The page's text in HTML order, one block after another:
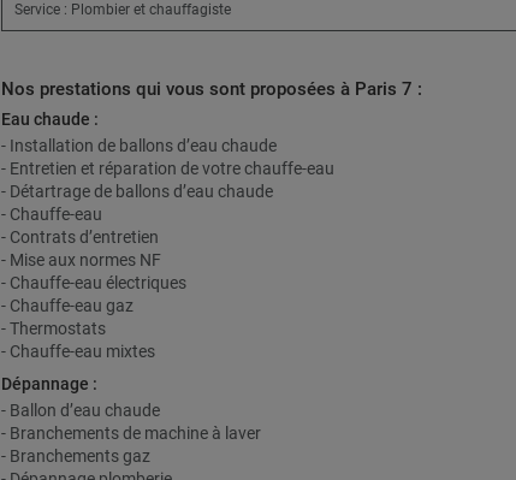
Service : Plombier et chauffagiste
Nos prestations qui vous sont proposées à Paris 7 :
Eau chaude :
- Installation de ballons d’eau chaude
- Entretien et réparation de votre chauffe-eau
- Détartrage de ballons d’eau chaude
- Chauffe-eau
- Contrats d’entretien
- Mise aux normes NF
- Chauffe-eau électriques
- Chauffe-eau gaz
- Thermostats
- Chauffe-eau mixtes
Dépannage :
- Ballon d’eau chaude
- Branchements de machine à laver
- Branchements gaz